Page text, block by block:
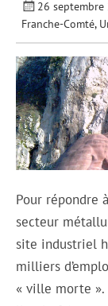
26 septembre
Franche-Comté,
Pour répondre
secteur
site industriel
milliers
« ville morte ».